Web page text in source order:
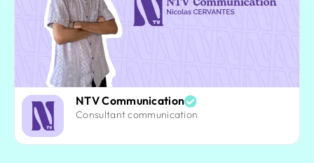
NTV Communication
Consultant communication